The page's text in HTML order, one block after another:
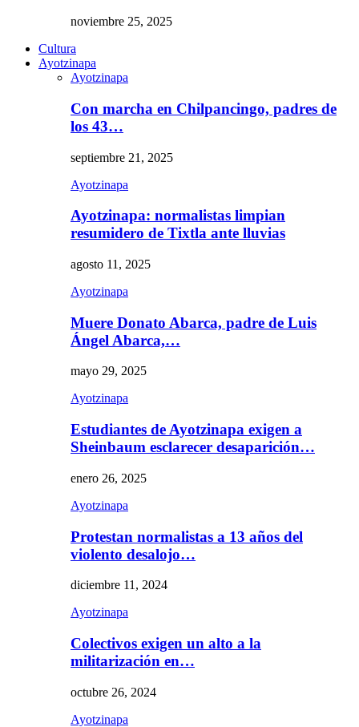
noviembre 25, 2025
Cultura
Ayotzinapa
Ayotzinapa
Con marcha en Chilpancingo, padres de
los 43…
septiembre 21, 2025
Ayotzinapa
Ayotzinapa: normalistas limpian
resumidero de Tixtla ante lluvias
agosto 11, 2025
Ayotzinapa
Muere Donato Abarca, padre de Luis
Ángel Abarca,…
mayo 29, 2025
Ayotzinapa
Estudiantes de Ayotzinapa exigen a
Sheinbaum esclarecer desaparición…
enero 26, 2025
Ayotzinapa
Protestan normalistas a 13 años del
violento desalojo…
diciembre 11, 2024
Ayotzinapa
Colectivos exigen un alto a la
militarización en…
octubre 26, 2024
Ayotzinapa